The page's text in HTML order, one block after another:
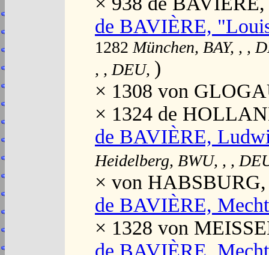
de BAVIÈRE,
1282 München, BAY, , ,
, , DEU, )
× 1308 von
× 1324 de
de BAVIÈRE,
Heidelberg, BWU, , ,
× von
de BAVIÈRE,
× 1328 von
de BAVIÈRE,